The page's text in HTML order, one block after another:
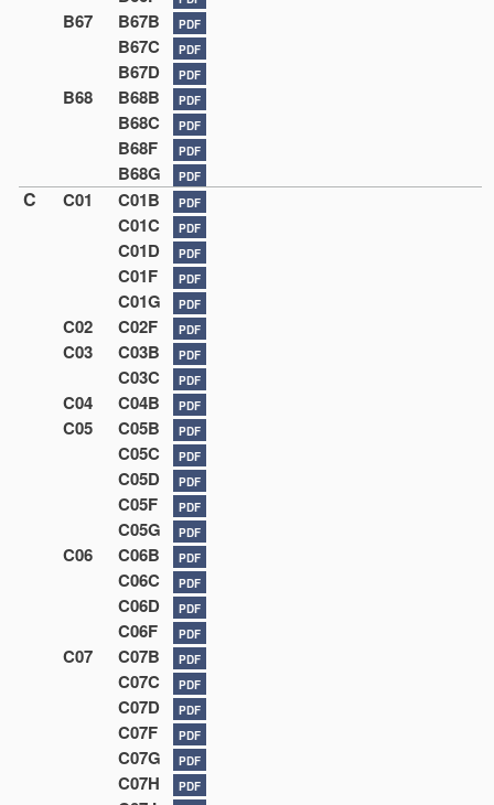
B67 B67B PDF
B67C PDF
B67D PDF
B68 B68B PDF
B68C PDF
B68F PDF
B68G PDF
C C01 C01B PDF
C01C PDF
C01D PDF
C01F PDF
C01G PDF
C02 C02F PDF
C03 C03B PDF
C03C PDF
C04 C04B PDF
C05 C05B PDF
C05C PDF
C05D PDF
C05F PDF
C05G PDF
C06 C06B PDF
C06C PDF
C06D PDF
C06F PDF
C07 C07B PDF
C07C PDF
C07D PDF
C07F PDF
C07G PDF
C07H PDF